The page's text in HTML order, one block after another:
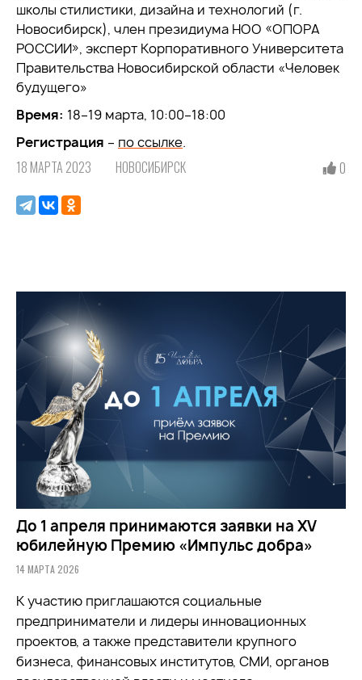
школы стилистики, дизайна и технологий (г.
Новосибирск), член президиума НОО «ОПОРА
РОССИИ», эксперт Корпоративного Университета
Правительства Новосибирской области «Человек
будущего»
Время: 18–19 марта, 10:00–18:00
Регистрация – по ссылке.
18 МАРТА 2023 НОВОСИБИРСК 0
До 1 апреля принимаются заявки на XV
юбилейную Премию «Импульс добра»
14 МАРТА 2026
К участию приглашаются социальные
предприниматели и лидеры инновационных
проектов, а также представители крупного
бизнеса, финансовых институтов, СМИ, органов